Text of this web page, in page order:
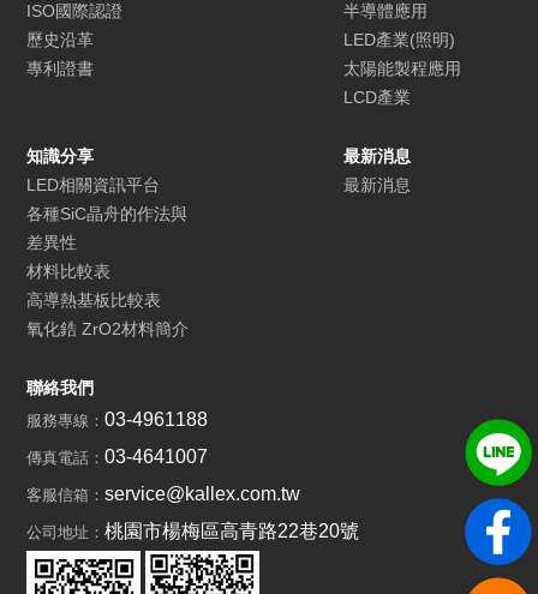
ISO國際認證
歷史沿革
專利證書
半導體應用
LED產業(照明)
太陽能製程應用
LCD產業
知識分享
LED相關資訊平台
各種SiC晶舟的作法與
差異性
材料比較表
高導熱基板比較表
氧化鋯 ZrO2材料簡介
最新消息
最新消息
聯絡我們
服務專線：03-4961188
傳真電話：03-4641007
客服信箱：service@kallex.com.tw
公司地址：桃園市楊梅區高青路22巷20號